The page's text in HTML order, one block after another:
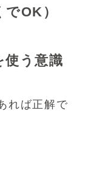
OK）
使う意識
れば正解で